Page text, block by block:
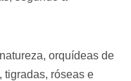
orquídeas de
tigradas, róseas e